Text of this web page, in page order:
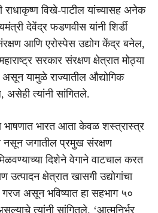
विखे-पाटील यांच्यासह अनेक
देवेंद्र फडणवीस यांनी शिर्डी
आणि एरोस्पेस उद्योग केंद्र बनेल,
सरकार संरक्षण क्षेत्रात मोठ्या
यामुळे राज्यातील औद्योगिक
असेही त्यांनी सांगितले.
भाषणात भारत आता केवळ शस्त्रास्त्र
नसून जगातील प्रमुख संरक्षण
दिशेने वेगाने वाटचाल करत
क्षेत्रात खासगी उद्योगांचा
गरज असून भविष्यात हा सहभाग ५०
त्यांनी सांगितले. ‘आत्मनिर्भर